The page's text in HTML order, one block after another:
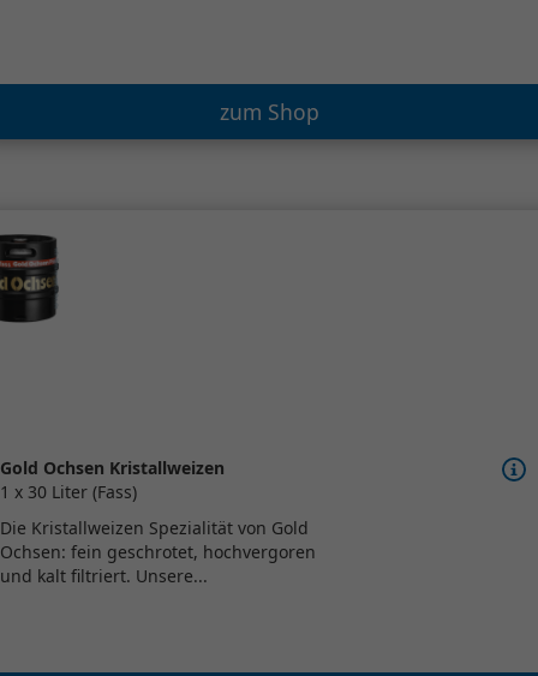
zum Shop
Gold Ochsen Kristallweizen
1 x 30 Liter (Fass)
Die Kristallweizen Spezialität von Gold
Ochsen: fein geschrotet, hochvergoren
und kalt filtriert. Unsere...